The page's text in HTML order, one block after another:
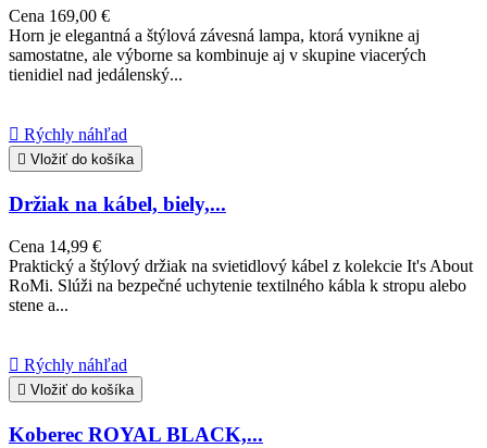
Cena 169,00 €
Horn je elegantná a štýlová závesná lampa, ktorá vynikne aj
samostatne, ale výborne sa kombinuje aj v skupine viacerých
tienidiel nad jedálenský...
 Rýchly náhľad
 Vložiť do košíka
Držiak na kábel, biely,...
Cena 14,99 €
Praktický a štýlový držiak na svietidlový kábel z kolekcie It's About
RoMi. Slúži na bezpečné uchytenie textilného kábla k stropu alebo
stene a...
 Rýchly náhľad
 Vložiť do košíka
Koberec ROYAL BLACK,...